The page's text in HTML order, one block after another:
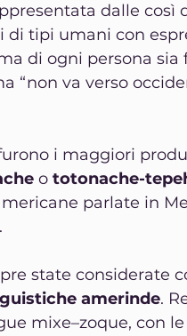
dalle così
tipi umani con
di ogni persona
“non va verso
furono i maggiori
o totonache-
parlate in
.
state considerate
amerinde.
mixe–zoque, con